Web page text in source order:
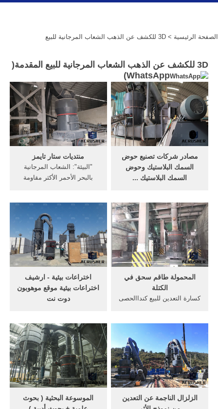
الصفحة الرئيسية > 3D للكشف عن الذهب الشعاب المرجانية للبيع
3D للكشف عن الذهب الشعاب المرجانية للبيع المقدمة(
WhatsApp
)
منتديات ستار تايمز
"البيئة": الشعاب المرجانية
بالبحر الأحمر الأكثر مقاومة
"هويتنا المصرية"
مصادر شركات تصنيع حوض
السمك البلاستيك وحوض
السمك البلاستيك ...
حوض السمك البلاستيك
ومنتجات حوض السمك
البلاستيك بأفضل الأسعار في
Alibaba ... بيتا للبيع ... الطيف
الكامل الشعاب المياه المالحة
أدى ضوء حوض السمك ...
اختراعات بيئية - ارشيف
اختراعات بيئية موقع موهوبون
دوت نت
المطبوعة بتقنية 3d يشهد
العالم أضخم موجة تبييض
للشعب المرجانية، وفقا للإدارة
الوطنية للمحيطات والغلاف
الجوي. ... طائرة بدون طيار
للكشف عن ...
المحمولة طاقم سحق في
الكتلة
كسارة التعدين للبيع كنداالحصى
الذهب كسارة التعدين، مخروط
محطم، كسارة الفحم إعادة
لائحة الأسعار من معدات سحق
الحصى للالحصى سحق آلات ...
الموسوعة البحثية ( بحوث
الزلزال الناجمة عن التعدين